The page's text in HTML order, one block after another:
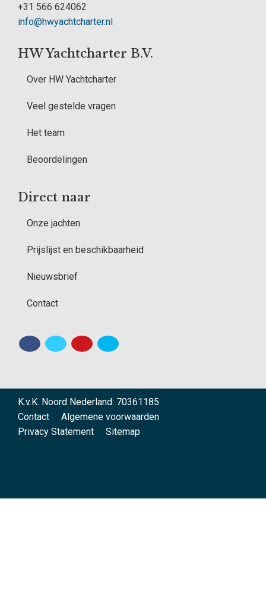
+31 566 624062
info@hwyachtcharter.nl
HW Yachtcharter B.V.
Over HW Yachtcharter
Veel gestelde vragen
Het team
Beoordelingen
Direct naar
Onze jachten
Prijslijst en beschikbaarheid
Nieuwsbrief
Contact
K.v.K. Noord Nederland: 70361185
Contact
Algemene voorwaarden
Privacy Statement
Sitemap